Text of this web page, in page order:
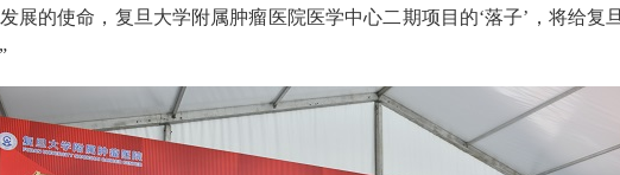
展的使命，复旦大学附属肿瘤医院医学中心二期项目的‘落子’，将给复